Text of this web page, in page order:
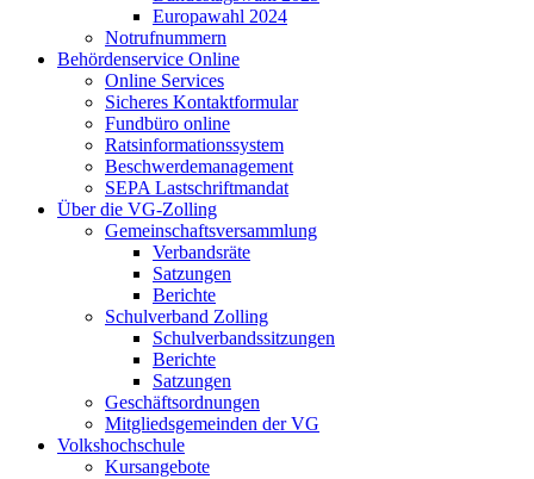
Europawahl 2024
Notrufnummern
Behördenservice Online
Online Services
Sicheres Kontaktformular
Fundbüro online
Ratsinformationssystem
Beschwerdemanagement
SEPA Lastschriftmandat
Über die VG-Zolling
Gemeinschaftsversammlung
Verbandsräte
Satzungen
Berichte
Schulverband Zolling
Schulverbandssitzungen
Berichte
Satzungen
Geschäftsordnungen
Mitgliedsgemeinden der VG
Volkshochschule
Kursangebote